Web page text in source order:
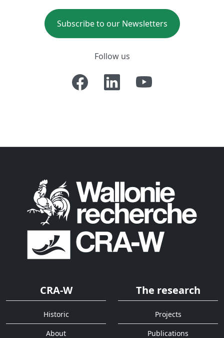
Subscribe to our Newsletters
Follow us
CRA-W
Historic
About
The research
Projects
Publications